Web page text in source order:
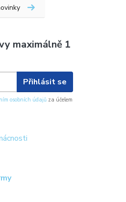
maximálně 1
Přihlásit se
osobních údajů za účelem